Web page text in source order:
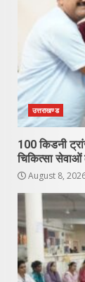
उत्तराखण्ड
100 किडनी
चिकित्सा सेवाओं
August 8,